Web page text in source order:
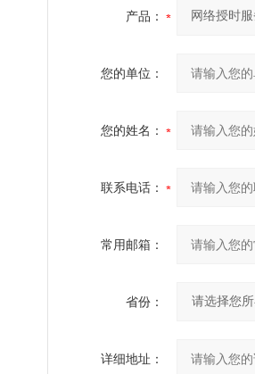
产品：
您的单位：
您的姓名：
联系电话：
常用邮箱：
省份：
详细地址：